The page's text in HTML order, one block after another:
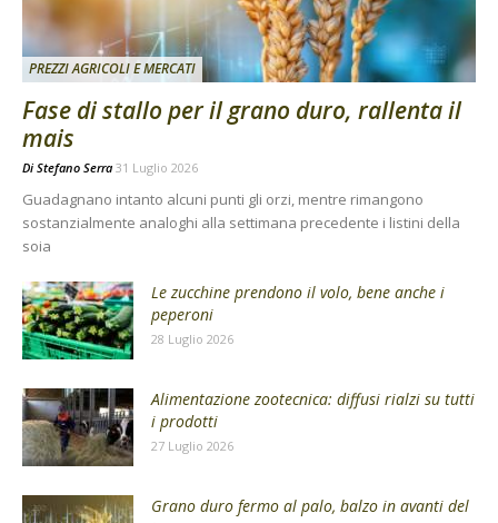
PREZZI AGRICOLI E MERCATI
Fase di stallo per il grano duro, rallenta il
mais
Di Stefano Serra 31 Luglio 2026
Guadagnano intanto alcuni punti gli orzi, mentre rimangono
sostanzialmente analoghi alla settimana precedente i listini della
soia
Le zucchine prendono il volo, bene anche i
peperoni
28 Luglio 2026
Alimentazione zootecnica: diffusi rialzi su tutti
i prodotti
27 Luglio 2026
Grano duro fermo al palo, balzo in avanti del